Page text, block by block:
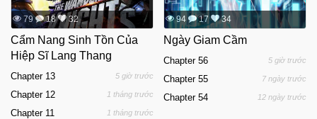
79 18 32
Cẩm Nang Sinh Tồn Của
Hiệp Sĩ Lang Thang
Chapter 13 5 giờ trước
Chapter 12 1 tháng trước
Chapter 11 1 tháng trước
94 17 34
Ngày Giam Cầm
Chapter 56 5 giờ trước
Chapter 55 7 ngày trước
Chapter 54 12 ngày trước